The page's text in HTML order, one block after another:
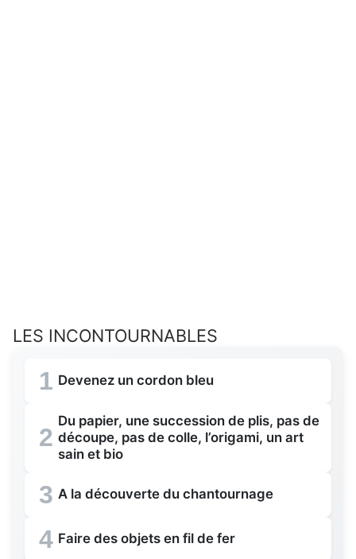
LES INCONTOURNABLES
1 Devenez un cordon bleu
2
Du papier, une succession de plis, pas de
découpe, pas de colle, l’origami, un art
sain et bio
3 A la découverte du chantournage
4 Faire des objets en fil de fer